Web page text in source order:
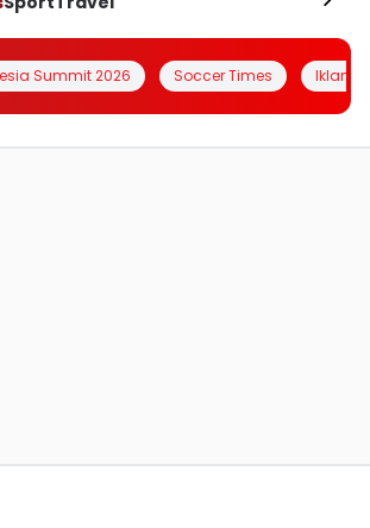
Summit 2026 Soccer Times Iklanin